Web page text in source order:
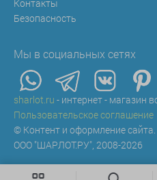
Контакты
Безопасность
Мы в социальных сетях
sharlot.ru - интернет - магазин
Пользовательское соглашение
© Контент и оформление сайта.
ООО "ШАРЛОТ.РУ", 2008-2026